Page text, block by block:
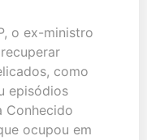
o ex-ministro
como
episódios
Conhecido
ocupou em